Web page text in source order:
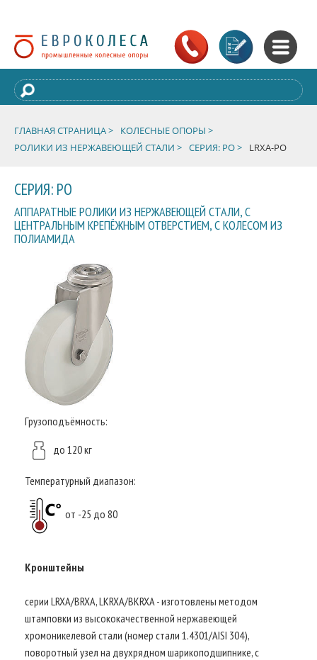
ГЛАВНАЯ СТРАНИЦА >
КОЛЕСНЫЕ ОПОРЫ >
РОЛИКИ ИЗ НЕРЖАВЕЮЩЕЙ СТАЛИ > СЕРИЯ: PO > LRXA-PO
СЕРИЯ: PO
АППАРАТНЫЕ РОЛИКИ ИЗ НЕРЖАВЕЮЩЕЙ СТАЛИ, С
ЦЕНТРАЛЬНЫМ КРЕПЁЖНЫМ ОТВЕРСТИЕМ, С КОЛЕСОМ ИЗ
ПОЛИАМИДА
Грузоподъёмность:
до 120 кг
Температурный диапазон:
от -25 до 80
Кронштейны
серии LRXA/BRXA, LKRXA/BKRXA - изготовлены методом
штамповки из высококачественной нержавеющей
хромоникелевой стали (номер стали 1.4301/AISI 304),
поворотный узел на двухрядном шарикоподшипнике, с